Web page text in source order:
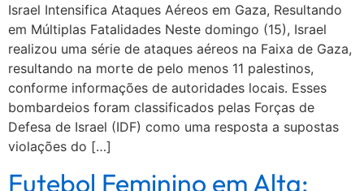
Israel Intensifica Ataques Aéreos em Gaza, Resultando
em Múltiplas Fatalidades Neste domingo (15), Israel
realizou uma série de ataques aéreos na Faixa de Gaza,
resultando na morte de pelo menos 11 palestinos,
conforme informações de autoridades locais. Esses
bombardeios foram classificados pelas Forças de
Defesa de Israel (IDF) como uma resposta a supostas
violações do […]
Futebol Feminino em Alta: